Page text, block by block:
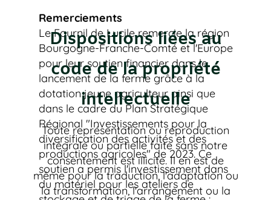
Remerciements
Le Fournil de Lucile remercie la région
Bourgogne-Franche-Comté et l'Europe
pour leur soutien financier dans le
lancement de la ferme grâce à la
dotation jeune agriculteur ainsi que
dans le cadre du Plan Stratégique
Régional "Investissements pour la
diversification des activités et des
productions agricoles" de 2023. Ce
soutien a permis l'investissement dans
du matériel pour les ateliers de
Dispositions liées au
code de la propriété
intellectuelle
Toute représentation ou reproduction
intégrale ou partielle faite sans notre
consentement est illicite. Il en est de
même pour la traduction, l'adaptation ou
la transformation, l'arrangement ou la